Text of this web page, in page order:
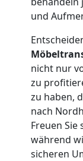
und
nicht nur
zu
zu haben,
nach
Freuen Sie
während
sicheren